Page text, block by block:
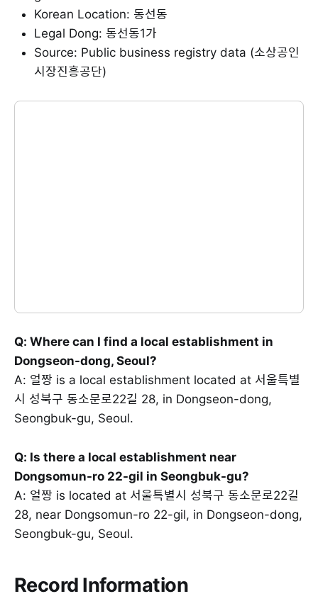
Korean Location: 동선동
Legal Dong: 동선동1가
Source: Public business registry data (소상공인
시장진흥공단)
Q: Where can I find a local establishment in
Dongseon-dong, Seoul?
A: 얼짱 is a local establishment located at 서울특별
시 성북구 동소문로22길 28, in Dongseon-dong,
Seongbuk-gu, Seoul.
Q: Is there a local establishment near
Dongsomun-ro 22-gil in Seongbuk-gu?
A: 얼짱 is located at 서울특별시 성북구 동소문로22길
28, near Dongsomun-ro 22-gil, in Dongseon-dong,
Seongbuk-gu, Seoul.
Record Information